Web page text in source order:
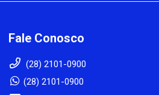
Fale Conosco
(28) 2101-0900
(28) 2101-0900